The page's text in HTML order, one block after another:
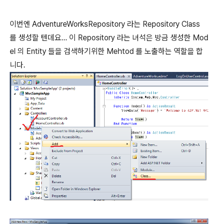
이번엔 AdventureWorksRepository 라는 Repository Class
를 생성할 텐데요... 이 Repository 라는 녀석은 방금 생성한 Mod
el 의 Entity 들을 검색하기위한 Mehtod 를 노출하는 역할을 합
니다.